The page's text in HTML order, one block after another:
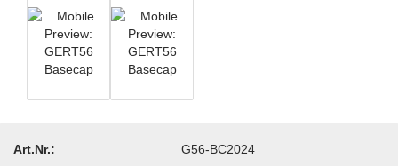
Art.Nr.:
G56-BC2024